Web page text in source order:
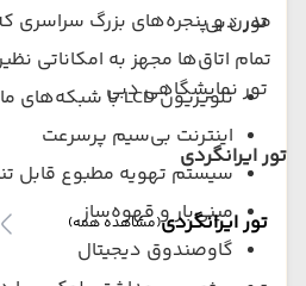
تور دبی
تور نمایشگاهی دبی
تور ایرانگردی
تور ایرانگردی(مشاهده همه)
مدرن و پنجره‌های بزرگ سراسری
تمام اتاق‌ها مجهز به امکاناتی
تلویزیون LCD با شبکه‌های ماهواره‌ای بین‌المللی
اینترنت بی‌سیم پرسرعت
سیستم تهویه مطبوع قابل
مینی‌بار و قهوه‌ساز
گاوصندوق دیجیتال